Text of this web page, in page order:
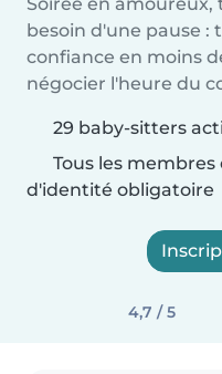
besoin d'une pause :
confiance en moins
négocier l'heure du
29 baby-sitters
Tous les
d'identité obligatoire
4,7 / 5